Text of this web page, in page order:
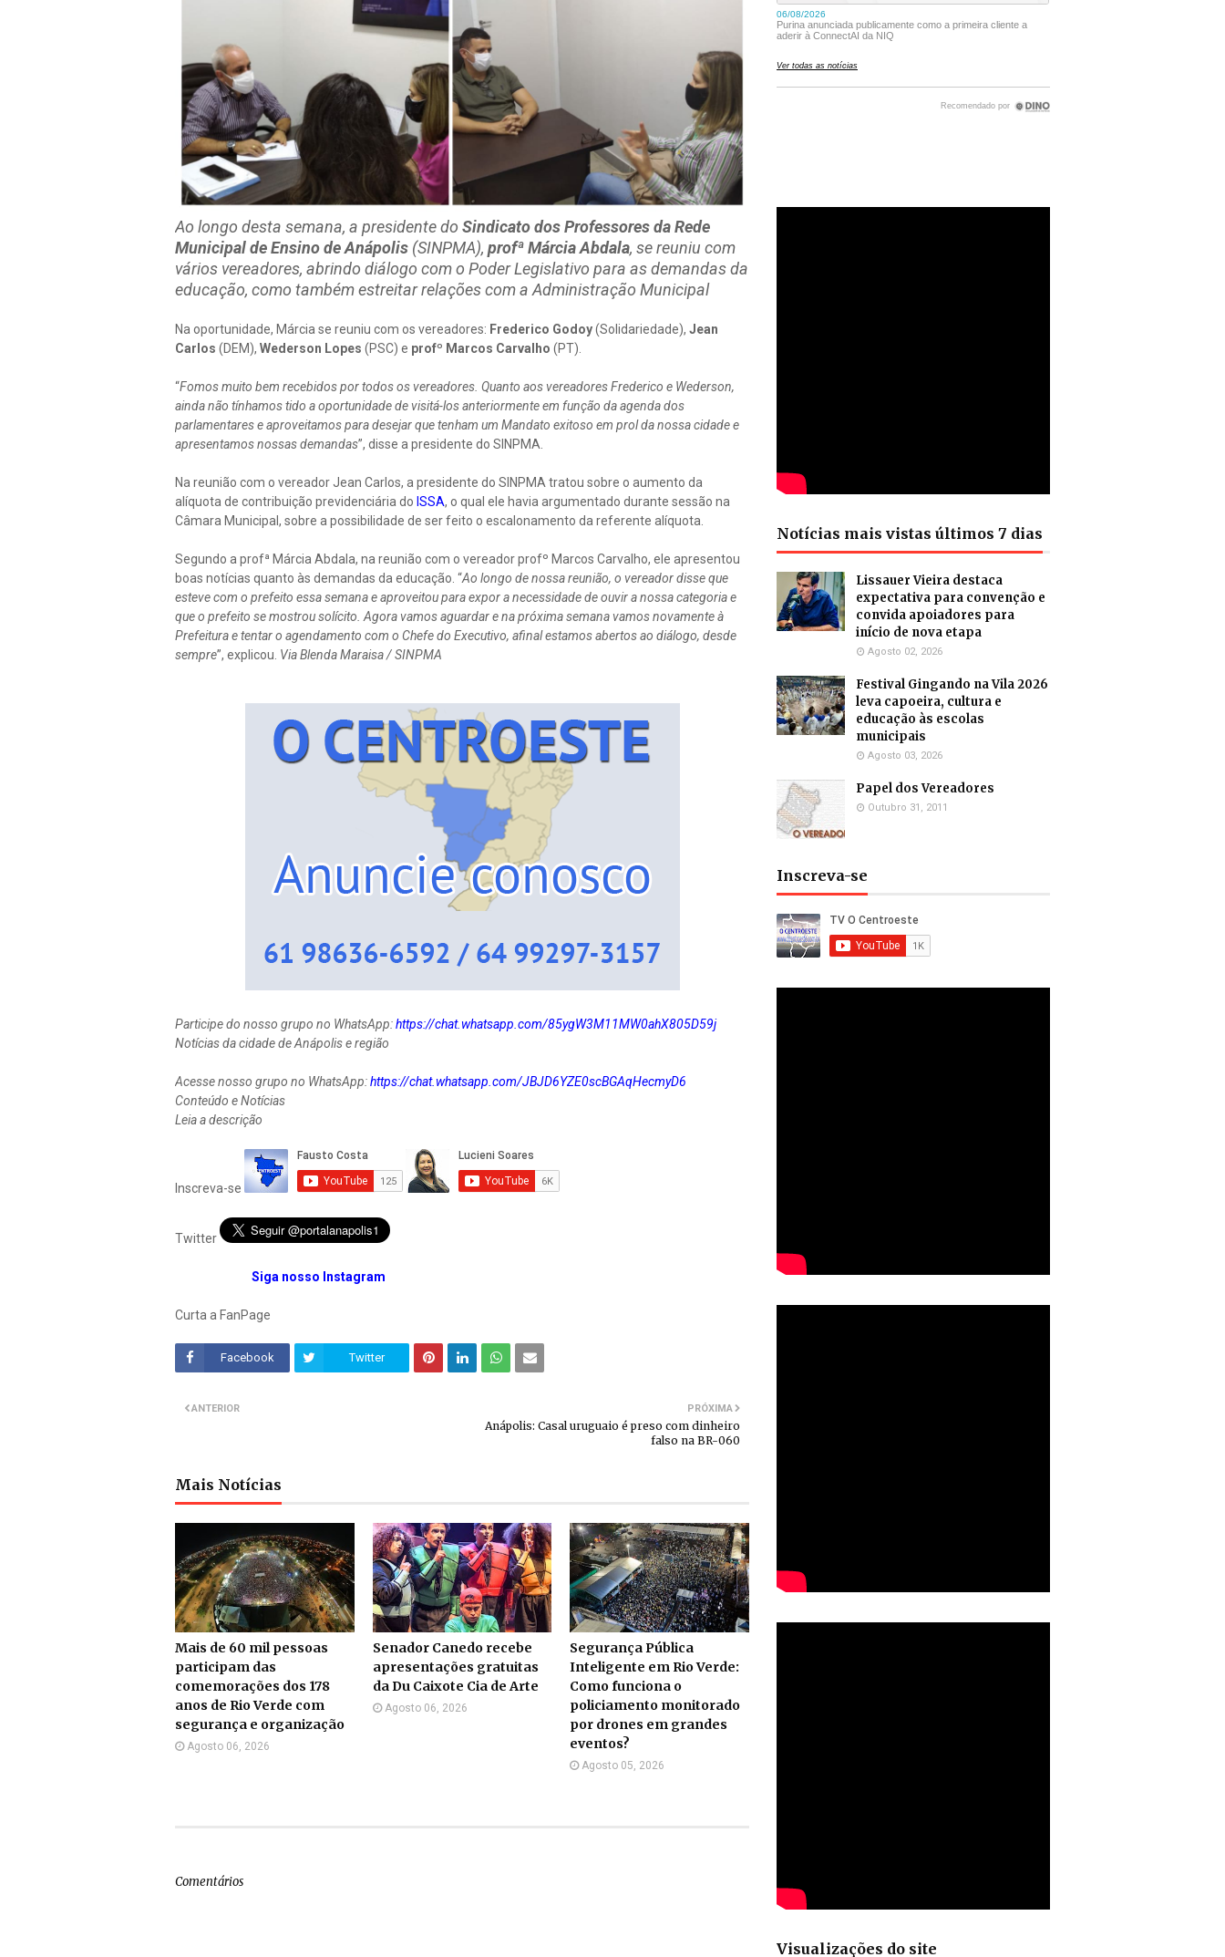
Ao longo desta semana, a presidente do Sindicato dos Professores da Rede
Municipal de Ensino de Anápolis (SINPMA), profª Márcia Abdala, se reuniu com
vários vereadores, abrindo diálogo com o Poder Legislativo para as demandas da
educação, como também estreitar relações com a Administração Municipal
Na oportunidade, Márcia se reuniu com os vereadores: Frederico Godoy(Solidariedade), Jean
Carlos (DEM), Wederson Lopes (PSC) e profº Marcos Carvalho (PT).
“Fomos muito bem recebidos por todos os vereadores. Quanto aos vereadores Frederico e Wederson,
ainda não tínhamos tido a oportunidade de visitá-los anteriormente em função da agenda dos
parlamentares e aproveitamos para desejar que tenham um Mandato exitoso em prol da nossa cidade e
apresentamos nossas demandas”, disse a presidente do SINPMA.
Na reunião com o vereador Jean Carlos, a presidente do SINPMA tratou sobre o aumento da
alíquota de contribuição previdenciária do ISSA, o qual ele havia argumentado durante sessão na
Câmara Municipal, sobre a possibilidade de ser feito o escalonamento da referente alíquota.
Segundo a profª Márcia Abdala, na reunião com o vereador profº Marcos Carvalho, ele apresentou
boas notícias quanto às demandas da educação. “Ao longo de nossa reunião, o vereador disse que
esteve com o prefeito essa semana e aproveitou para expor a necessidade de ouvir a nossa categoria e
que o prefeito se mostrou solícito. Agora vamos aguardar e na próxima semana vamos novamente à
Prefeitura e tentar o agendamento com o Chefe do Executivo, afinal estamos abertos ao diálogo, desde
sempre”, explicou. Via Blenda Maraisa / SINPMA
Participe do nosso grupo no WhatsApp:https://chat.whatsapp.com/85ygW3M11MW0ahX805D59j
Notícias da cidade de Anápolis e região
Acesse nosso grupo no WhatsApp:https://chat.whatsapp.com/JBJD6YZE0scBGAqHecmyD6
Conteúdo e Notícias
Leia a descrição
Inscreva-se
Twitter
Siga nosso Instagram
Curta a FanPage
Facebook Twitter
PRÓXIMA
Anápolis: Casal uruguaio é preso com dinheiro
falso na BR-060
ANTERIOR
Mais Notícias
Mais de 60 mil pessoas
participam das
comemorações dos 178
anos de Rio Verde com
segurança e organização
Agosto 06, 2026
Senador Canedo recebe
apresentações gratuitas
da Du Caixote Cia de Arte
Agosto 06, 2026
Segurança Pública
Inteligente em Rio Verde:
Como funciona o
policiamento monitorado
por drones em grandes
eventos?
Agosto 05, 2026
Comentários
Notícias mais vistas últimos 7 dias
Lissauer Vieira destaca
expectativa para convenção e
convida apoiadores para
início de nova etapa
Agosto 02, 2026
Festival Gingando na Vila 2026
leva capoeira, cultura e
educação às escolas
municipais
Agosto 03, 2026
Papel dos Vereadores
Outubro 31, 2011
Inscreva-se
Visualizações do site